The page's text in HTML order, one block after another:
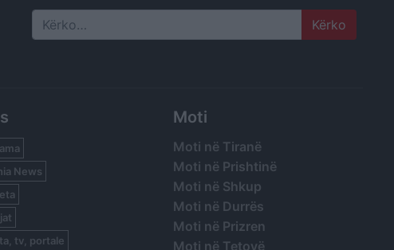
Search
News
tv, portale
Moti
Moti në Tiranë
Moti në Prishtinë
Moti në Shkup
Moti në Durrës
Moti në Prizren
Moti në Tetovë